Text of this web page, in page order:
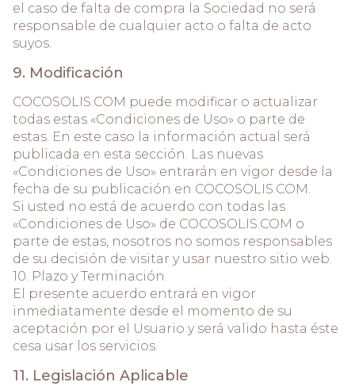
el caso de falta de compra la Sociedad no será
responsable de cualquier acto o falta de acto
suyos.
9. Modificación
COCOSOLIS.COM puede modificar o actualizar
todas estas «Condiciones de Uso» o parte de
estas. En este caso la información actual será
publicada en esta sección. Las nuevas
«Condiciones de Uso» entrarán en vigor desde la
fecha de su publicación en COCOSOLIS.COM.
Si usted no está de acuerdo con todas las
«Condiciones de Uso» de COCOSOLIS.COM o
parte de estas, nosotros no somos responsables
de su decisión de visitar y usar nuestro sitio web.
10. Plazo y Terminación
El presente acuerdo entrará en vigor
inmediatamente desde el momento de su
aceptación por el Usuario y será valido hasta éste
cesa usar los servicios.
11. Legislación Aplicable